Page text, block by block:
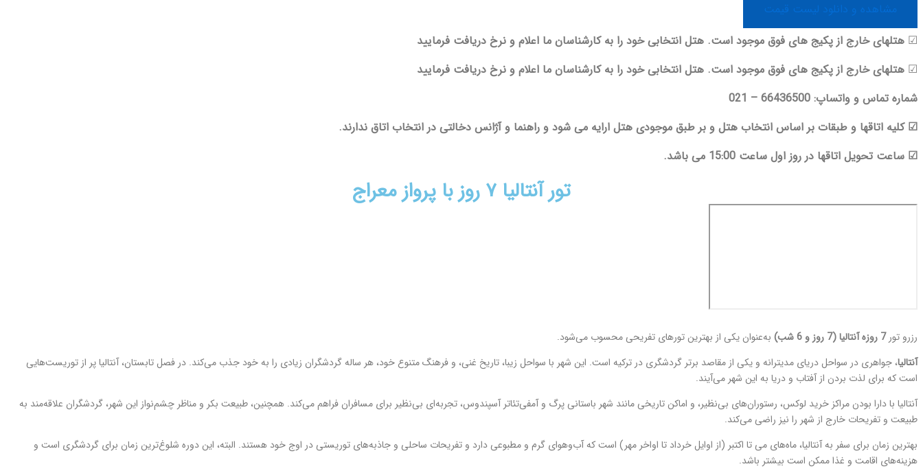
مشاهده و دانلود لیست قیمت
☑ هتلهای خارج از پکیج های فوق موجود است. هتل انتخابی خود را به کارشناسان ما اعلام و نرخ دریافت فرمایید
☑ هتلهای خارج از پکیج های فوق موجود است. هتل انتخابی خود را به کارشناسان ما اعلام و نرخ دریافت فرمایید
شماره تماس و واتساپ: 66436500 – 021
☑ کلیه اتاقها و طبقات بر اساس انتخاب هتل و بر طبق موجودی هتل ارایه می شود و راهنما و آژانس دخالتی در انتخاب اتاق ندارند.
☑ ساعت تحویل اتاقها در روز اول ساعت 15:00 می باشد.
تور آنتالیا ۷ روز با پرواز معراج
رزرو تور7 روزه آنتالیا (7 روز و 6 شب)
به‌عنوان یکی از بهترین تورهای تفریحی محسوب می‌شود.
آنتالیا، جواهری در سواحل دریای مدیترانه و یکی از مقاصد برتر گردشگری در ترکیه است. این شهر با سواحل زیبا، تاریخ غنی، و فرهنگ متنوع خود، هر ساله گردشگران زیادی را به خود جذب می‌کند. در فصل تابستان، آنتالیا پر از توریست‌هایی
است که برای لذت بردن از آفتاب و دریا به این شهر می‌آیند.
آنتالیا با دارا بودن مراکز خرید لوکس، رستوران‌های بی‌نظیر، و اماکن تاریخی مانند شهر باستانی پرگ و آمفی‌تئاتر آسپندوس، تجربه‌ای بی‌نظیر برای مسافران فراهم می‌کند. همچنین، طبیعت بکر و مناظر چشم‌نواز این شهر، گردشگران علاقه‌مند به
طبیعت و تفریحات خارج از شهر را نیز راضی می‌کند.
بهترین زمان برای سفر به آنتالیا، ماه‌های می تا اکتبر (از اوایل خرداد تا اواخر مهر) است که آب‌وهوای گرم و مطبوعی دارد و تفریحات ساحلی و جاذبه‌های توریستی در اوج خود هستند. البته، این دوره شلوغ‌ترین زمان برای گردشگری است و
هزینه‌های اقامت و غذا ممکن است بیشتر باشد.